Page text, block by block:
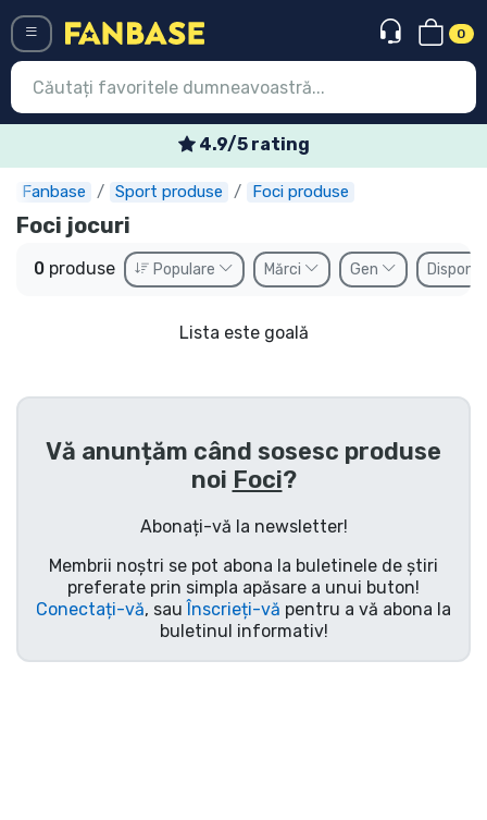
0
4.9/5 rating
Fanbase Sport produse Foci produse
Foci jocuri
0 produse Populare Mărci Gen
Lista este goală
Vă anunțăm când sosesc produse
noi Foci?
Abonați-vă la newsletter!
Membrii noștri se pot abona la buletinele de știri
preferate prin simpla apăsare a unui buton!
Conectați-vă, sauÎnscrieți-vă pentru a vă abona la
buletinul informativ!
Conectați-vă Înregistrare
Ultimele
Precomenzi
Outlet produse
Transport și plată
Sortare după serie
Sortare după filme